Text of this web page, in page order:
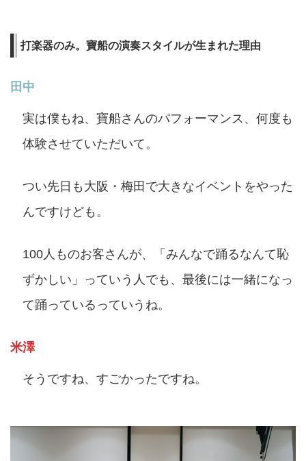
打楽器のみ。寶船の演奏スタイルが生まれた理由
田中
実は僕もね、寶船さんのパフォーマンス、何度も
体験させていただいて。
つい先日も大阪・梅田で大きなイベントをやった
んですけども。
100人ものお客さんが、「みんなで踊るなんて恥
ずかしい」っていう人でも、最後には一緒になっ
て踊っているっていうね。
米澤
そうですね、すごかったですね。